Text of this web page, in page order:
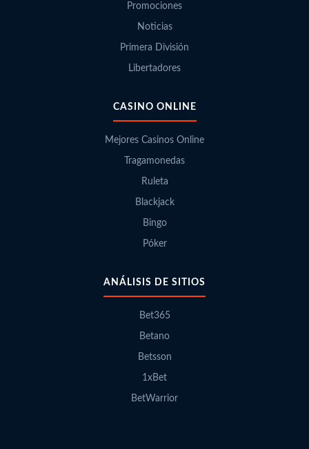
Promociones
Noticias
Primera División
Libertadores
CASINO ONLINE
Mejores Casinos Online
Tragamonedas
Ruleta
Blackjack
Bingo
Póker
ANÁLISIS DE SITIOS
Bet365
Betano
Betsson
1xBet
BetWarrior